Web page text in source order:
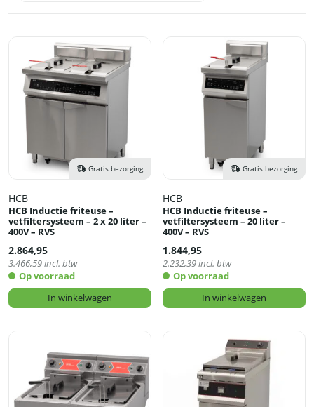
Gratis bezorging
HCB
HCB Inductie friteuse –
vetfiltersysteem – 2 x 20 liter –
400V – RVS
2.864,95
3.466,59incl. btw
Op voorraad
In winkelwagen
Gratis bezorging
HCB
HCB Inductie friteuse –
vetfiltersysteem – 20 liter –
400V – RVS
1.844,95
2.232,39incl. btw
Op voorraad
In winkelwagen